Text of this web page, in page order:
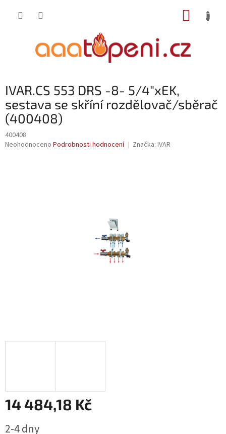
IVAR.CS 553 DRS -8- 5/4"xEK,
sestava se skříní rozdělovač/sběrač
(400408)
400408
Průměrné
Neohodnoceno Podrobnosti hodnocení Značka: IVAR
14 484,18 Kč
cena:
2-4 dny